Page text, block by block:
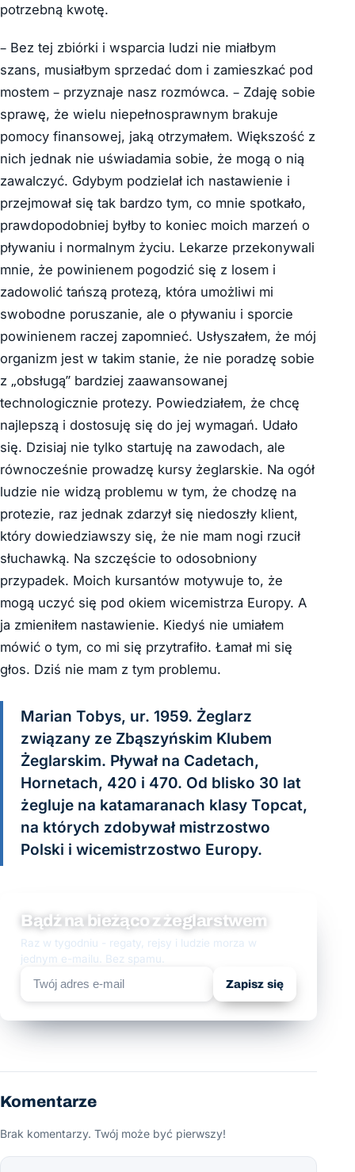
potrzebną kwotę.
– Bez tej zbiórki i wsparcia ludzi nie miałbym
szans, musiałbym sprzedać dom i zamieszkać pod
mostem – przyznaje nasz rozmówca. – Zdaję sobie
sprawę, że wielu niepełnosprawnym brakuje
pomocy finansowej, jaką otrzymałem. Większość z
nich jednak nie uświadamia sobie, że mogą o nią
zawalczyć. Gdybym podzielał ich nastawienie i
przejmował się tak bardzo tym, co mnie spotkało,
prawdopodobniej byłby to koniec moich marzeń o
pływaniu i normalnym życiu. Lekarze przekonywali
mnie, że powinienem pogodzić się z losem i
zadowolić tańszą protezą, która umożliwi mi
swobodne poruszanie, ale o pływaniu i sporcie
powinienem raczej zapomnieć. Usłyszałem, że mój
organizm jest w takim stanie, że nie poradzę sobie
z „obsługą” bardziej zaawansowanej
technologicznie protezy. Powiedziałem, że chcę
najlepszą i dostosuję się do jej wymagań. Udało
się. Dzisiaj nie tylko startuję na zawodach, ale
równocześnie prowadzę kursy żeglarskie. Na ogół
ludzie nie widzą problemu w tym, że chodzę na
protezie, raz jednak zdarzył się niedoszły klient,
który dowiedziawszy się, że nie mam nogi rzucił
słuchawką. Na szczęście to odosobniony
przypadek. Moich kursantów motywuje to, że
mogą uczyć się pod okiem wicemistrza Europy. A
ja zmieniłem nastawienie. Kiedyś nie umiałem
mówić o tym, co mi się przytrafiło. Łamał mi się
głos. Dziś nie mam z tym problemu.
Marian Tobys, ur. 1959. Żeglarz
związany ze Zbąszyńskim Klubem
Żeglarskim. Pływał na Cadetach,
Hornetach, 420 i 470. Od blisko 30 lat
żegluje na katamaranach klasy Topcat,
na których zdobywał mistrzostwo
Polski i wicemistrzostwo Europy.
Bądź na bieżąco z żeglarstwem
Raz w tygodniu - regaty, rejsy i ludzie morza w
jednym e-mailu. Bez spamu.
Zapisz się
Komentarze
Brak komentarzy. Twój może być pierwszy!